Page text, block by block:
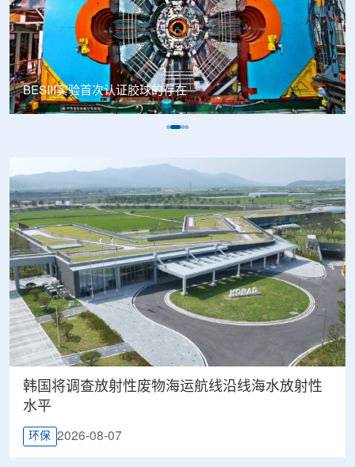
BESIII实验首次认证胶球的存在
韩国将调查放射性废物海运航线沿线海水放射性
水平
环保 2026-08-07